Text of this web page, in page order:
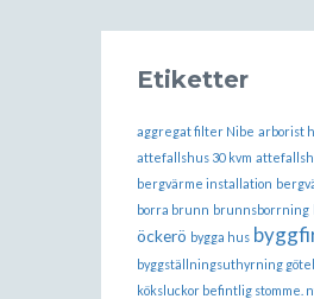
Etiketter
aggregat filter Nibe arborist
attefallshus 30 kvm
bergvärme installation
borra brunn brunnsborrning
öckerö bygga hus
byggställningsuthyrning
köksluckor befintlig stomme.